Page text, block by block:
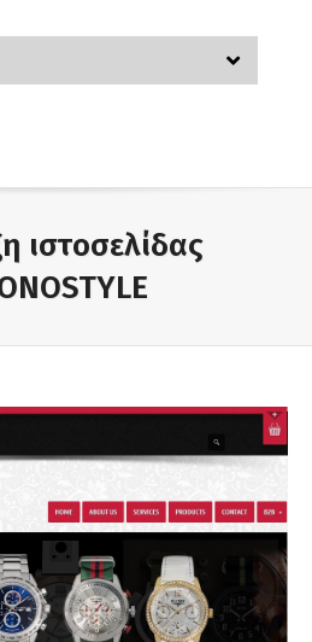
ιστοσελίδας